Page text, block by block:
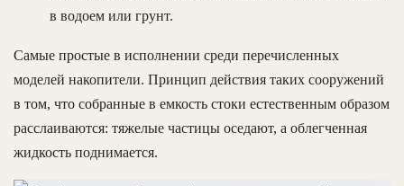
в водоем или грунт.
Самые простые в исполнении среди перечисленных
моделей накопители. Принцип действия таких сооружений
в том, что собранные в емкость стоки естественным образом
расслаиваются: тяжелые частицы оседают, а облегченная
жидкость поднимается.